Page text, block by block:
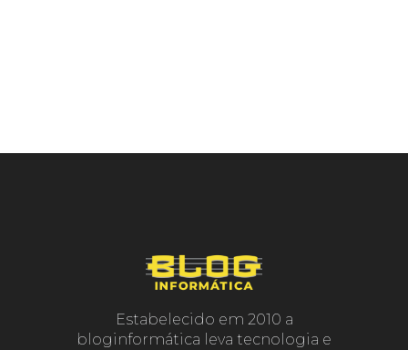
Estabelecido em 2010 a
bloginformática leva tecnologia e